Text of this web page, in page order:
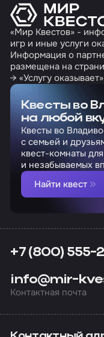
«Мир Квестов» -
игр и иные услуги
Информация о
размещена на
→ «Услугу
Квесты во
на любой
Квесты во
с семьей и
квест-комнаты
и незабываемых
Найти квест
+7 (800) 555-
info@mir-
Контактная почта